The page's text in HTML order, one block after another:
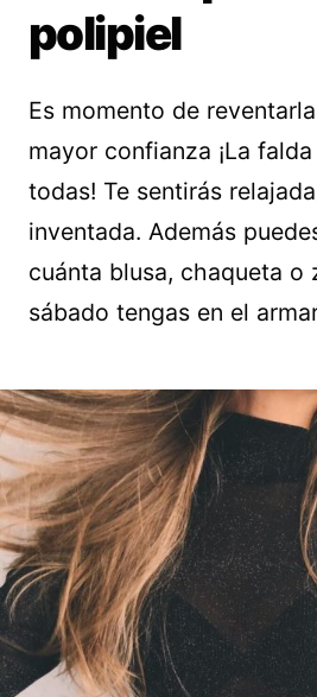
polipiel
Es momento de
mayor confianza ¡La
todas! Te sentirás
inventada. Además
cuánta blusa, chaqueta o
sábado tengas en el